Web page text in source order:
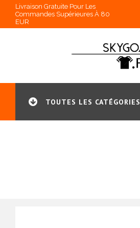
Livraison Gratuite Pour Les
Commandes Supérieures À 80
EUR
TOUTES LES CATÉGORIES